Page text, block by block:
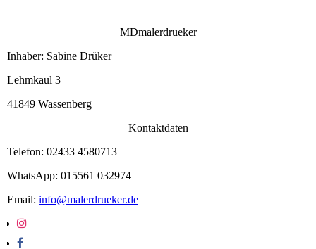
MDmalerdrueker
Inhaber: Sabine Drüker
Lehmkaul 3
41849 Wassenberg
Kontaktdaten
Telefon: 02433 4580713
WhatsApp: 015561 032974
Email: info@malerdrueker.de